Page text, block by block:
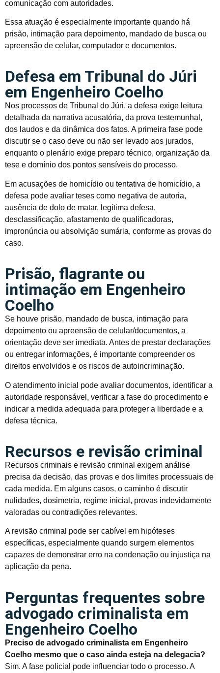
comunicação com autoridades.
Essa atuação é especialmente importante quando há
prisão, intimação para depoimento, mandado de busca ou
apreensão de celular, computador e documentos.
Defesa em Tribunal do Júri
em Engenheiro Coelho
Nos processos de Tribunal do Júri, a defesa exige leitura
detalhada da narrativa acusatória, da prova testemunhal,
dos laudos e da dinâmica dos fatos. A primeira fase pode
discutir se o caso deve ou não ser levado aos jurados,
enquanto o plenário exige preparo técnico, organização da
tese e domínio dos pontos sensíveis do processo.
Em acusações de homicídio ou tentativa de homicídio, a
defesa pode avaliar teses como negativa de autoria,
ausência de dolo de matar, legítima defesa,
desclassificação, afastamento de qualificadoras,
impronúncia ou absolvição sumária, conforme as provas do
caso.
Prisão, flagrante ou
intimação em Engenheiro
Coelho
Se houve prisão, mandado de busca, intimação para
depoimento ou apreensão de celular/documentos, a
orientação deve ser imediata. Antes de prestar declarações
ou entregar informações, é importante compreender os
direitos envolvidos e os riscos de autoincriminação.
O atendimento inicial pode avaliar documentos, identificar a
autoridade responsável, verificar a fase do procedimento e
indicar a medida adequada para proteger a liberdade e a
defesa técnica.
Recursos e revisão criminal
Recursos criminais e revisão criminal exigem análise
precisa da decisão, das provas e dos limites processuais de
cada medida. Em alguns casos, o caminho é discutir
nulidades, dosimetria, regime inicial, provas indevidamente
valoradas ou contradições relevantes.
A revisão criminal pode ser cabível em hipóteses
específicas, especialmente quando surgem elementos
capazes de demonstrar erro na condenação ou injustiça na
aplicação da pena.
Perguntas frequentes sobre
advogado criminalista em
Engenheiro Coelho
Preciso de advogado criminalista em Engenheiro
Coelho mesmo que o caso ainda esteja na delegacia?
Sim. A fase policial pode influenciar todo o processo. A